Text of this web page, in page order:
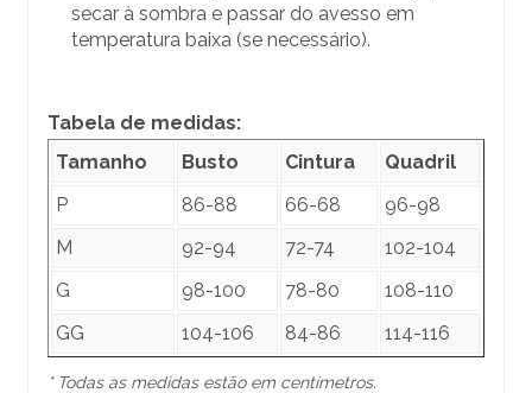
secar à sombra e passar do avesso em
temperatura baixa (se necessário).
Tabela de medidas:
Tamanho
Busto Cintura
Quadril
P
86-88 66-68
96-98
M
92-94 72-74
102-104
G
98-100 78-80
108-110
GG
104-106 84-86 114-116
* Todas as medidas estão em centímetros.